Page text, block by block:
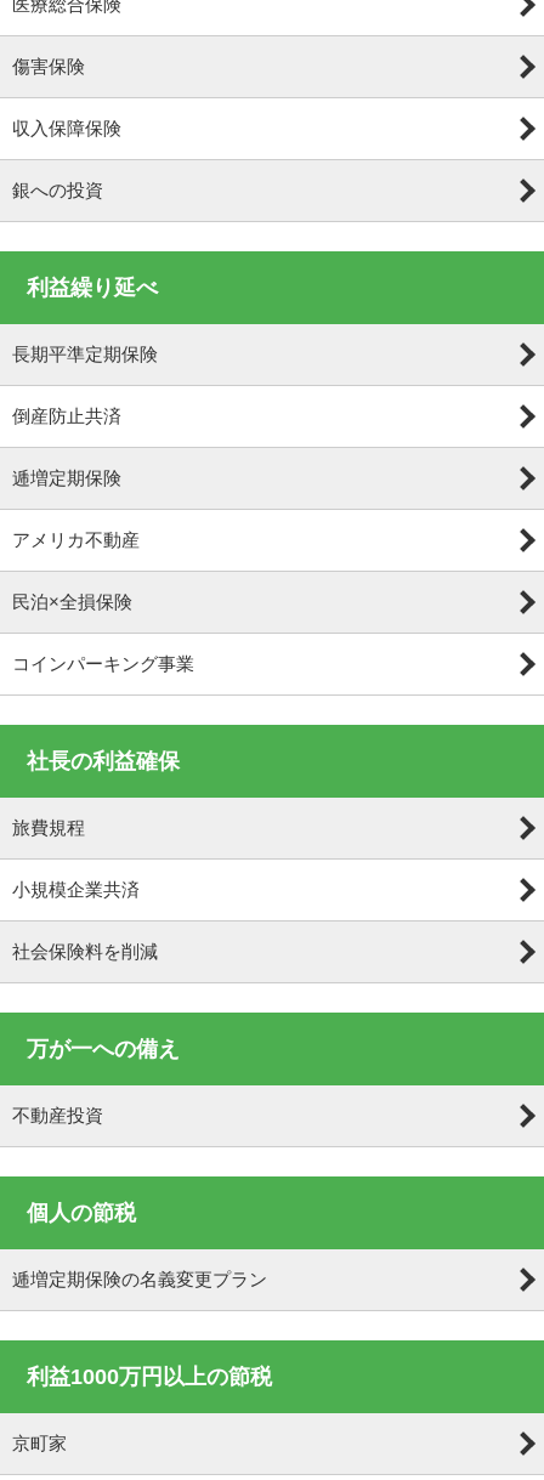
医療総合保険
傷害保険
収入保障保険
銀への投資
利益繰り延べ
長期平準定期保険
倒産防止共済
逓増定期保険
アメリカ不動産
民泊×全損保険
コインパーキング事業
社長の利益確保
旅費規程
小規模企業共済
社会保険料を削減
万が一への備え
不動産投資
個人の節税
逓増定期保険の名義変更プラン
利益1000万円以上の節税
京町家